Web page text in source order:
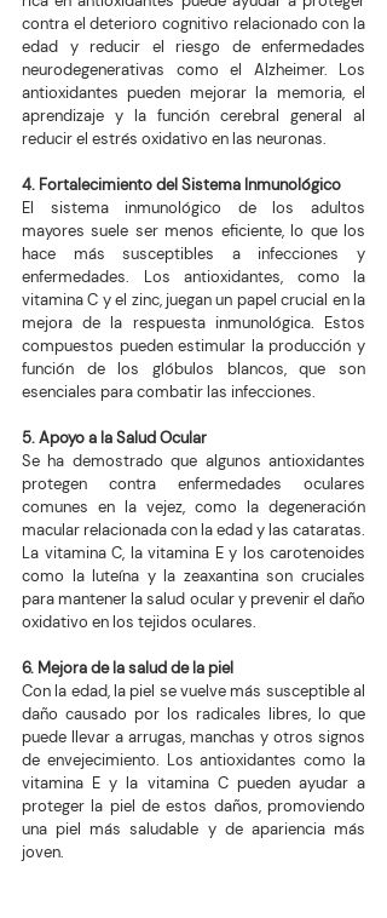
contra el deterioro cognitivo relacionado con la
edad y reducir el riesgo de enfermedades
neurodegenerativas como el Alzheimer. Los
antioxidantes pueden mejorar la memoria, el
aprendizaje y la función cerebral general al
reducir el estrés oxidativo en las neuronas.
4. Fortalecimiento del Sistema Inmunológico
El sistema inmunológico de los adultos
mayores suele ser menos eficiente, lo que los
hace más susceptibles a infecciones y
enfermedades. Los antioxidantes, como la
vitamina C y el zinc, juegan un papel crucial en la
mejora de la respuesta inmunológica. Estos
compuestos pueden estimular la producción y
función de los glóbulos blancos, que son
esenciales para combatir las infecciones.
5. Apoyo a la Salud Ocular
Se ha demostrado que algunos antioxidantes
protegen contra enfermedades oculares
comunes en la vejez, como la degeneración
macular relacionada con la edad y las cataratas.
La vitamina C, la vitamina E y los carotenoides
como la luteína y la zeaxantina son cruciales
para mantener la salud ocular y prevenir el daño
oxidativo en los tejidos oculares.
6. Mejora de la salud de la piel
Con la edad, la piel se vuelve más susceptible al
daño causado por los radicales libres, lo que
puede llevar a arrugas, manchas y otros signos
de envejecimiento. Los antioxidantes como la
vitamina E y la vitamina C pueden ayudar a
proteger la piel de estos daños, promoviendo
una piel más saludable y de apariencia más
joven.